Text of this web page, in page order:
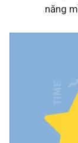
năng